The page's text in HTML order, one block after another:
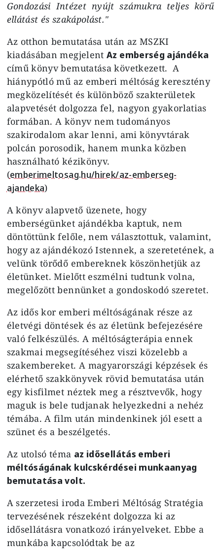
Gondozási Intézet nyújt számukra teljes körű
ellátást és szakápolást."
Az otthon bemutatása után az MSZKI
kiadásában megjelentAz emberség ajándéka
című könyv bemutatása következett. A
hiánypótló mű az emberi méltóság keresztény
megközelítését és különböző szakterületek
alapvetését dolgozza fel, nagyon gyakorlatias
formában. A könyv nem tudományos
szakirodalom akar lenni, ami könyvtárak
polcán porosodik, hanem munka közben
használható kézikönyv.
(emberimeltosag.hu/hirek/az-emberseg-
ajandeka)
A könyv alapvető üzenete, hogy
emberségünket ajándékba kaptuk, nem
döntöttünk felőle, nem választottuk, valamint,
hogy az ajándékozó Istennek, a szeretetének, a
velünk törődő embereknek köszönhetjük az
életünket. Mielőtt eszmélni tudtunk volna,
megelőzött bennünket a gondoskodó szeretet.
Az idős kor emberi méltóságának része az
életvégi döntések és az életünk befejezésére
való felkészülés. A méltóságterápia ennek
szakmai megsegítéséhez viszi közelebb a
szakembereket. A magyarországi képzések és
elérhető szakkönyvek rövid bemutatása után
egy kisfilmet néztek meg a résztvevők, hogy
maguk is bele tudjanak helyezkedni a nehéz
témába. A film után mindenkinek jól esett a
szünet és a beszélgetés.
Az utolsó téma az idősellátás emberi
méltóságának kulcskérdései munkaanyag
bemutatása volt.
A szerzetesi iroda Emberi Méltóság Stratégia
tervezésének részeként dolgozza ki az
idősellátásra vonatkozó irányelveket. Ebbe a
munkába kapcsolódtak be az